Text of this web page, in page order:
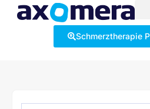
Schmerztherapie